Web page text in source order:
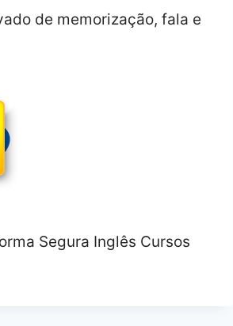
de memorização, fala e